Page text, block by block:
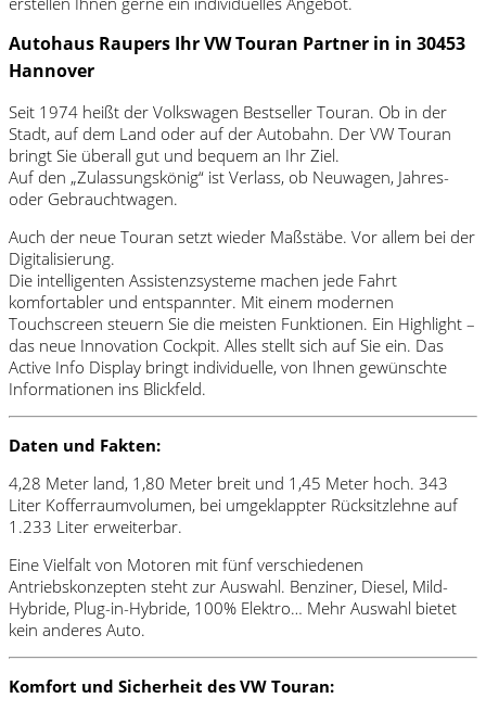
Autohaus Raupers Ihr VW Touran Partner in in 30453
Hannover
Seit 1974 heißt der Volkswagen Bestseller Touran. Ob in der
Stadt, auf dem Land oder auf der Autobahn. Der VW Touran
bringt Sie überall gut und bequem an Ihr Ziel.
Auf den „Zulassungskönig“ ist Verlass, ob Neuwagen, Jahres-
oder Gebrauchtwagen.
Auch der neue Touran setzt wieder Maßstäbe. Vor allem bei der
Digitalisierung.
Die intelligenten Assistenzsysteme machen jede Fahrt
komfortabler und entspannter. Mit einem modernen
Touchscreen steuern Sie die meisten Funktionen. Ein Highlight –
das neue Innovation Cockpit. Alles stellt sich auf Sie ein. Das
Active Info Display bringt individuelle, von Ihnen gewünschte
Informationen ins Blickfeld.
Daten und Fakten:
4,28 Meter land, 1,80 Meter breit und 1,45 Meter hoch. 343
Liter Kofferraumvolumen, bei umgeklappter Rücksitzlehne auf
1.233 Liter erweiterbar.
Eine Vielfalt von Motoren mit fünf verschiedenen
Antriebskonzepten steht zur Auswahl. Benziner, Diesel, Mild-
Hybride, Plug-in-Hybride, 100% Elektro… Mehr Auswahl bietet
kein anderes Auto.
Komfort und Sicherheit des VW Touran: